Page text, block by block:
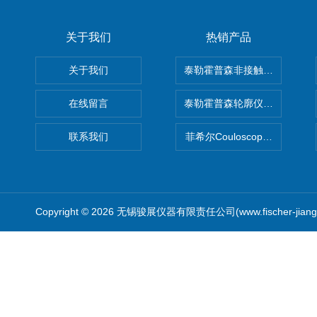
关于我们
关于我们
在线留言
联系我们
热销产品
泰勒霍普森非接触式轮廓仪
泰勒霍普森轮廓仪|TAYLOR
菲希尔Couloscope CMS2电
Copyright © 2026 无锡骏展仪器有限责任公司(www.fischer-